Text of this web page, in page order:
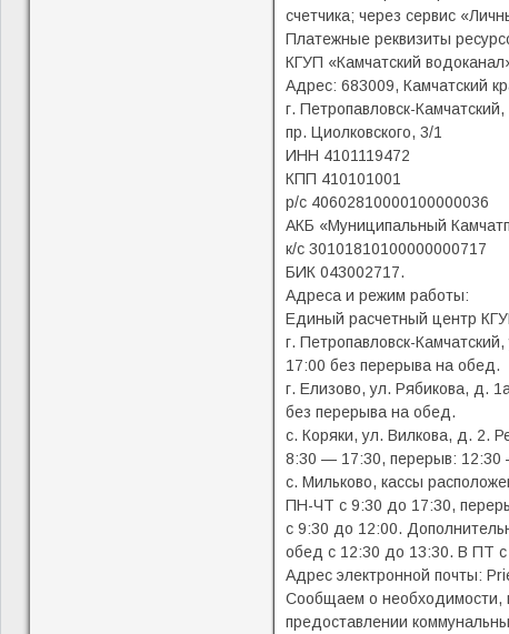
счетчика; через сервис
Платежные реквизиты
КГУП «Камчатский
Адрес: 683009, Камчатский
г. Петропавловск-Камчатский,
пр. Циолковского, 3/1
ИНН 4101119472
КПП 410101001
р/с 40602810000100000036
АКБ «Муниципальный
к/с 30101810100000000717
БИК 043002717.
Адреса и режим работы:
Единый расчетный центр
г. Петропавловск-
17:00 без перерыва на обед.
г. Елизово, ул. Рябикова, д.
без перерыва на обед.
с. Коряки, ул. Вилкова, д. 2.
8:30 — 17:30, перерыв:
с. Мильково, кассы
ПН-ЧТ с 9:30 до 17:30,
с 9:30 до 12:00.
обед с 12:30 до 13:30. В ПТ
Адрес электронной почты:
Сообщаем о необходимости,
предоставлении